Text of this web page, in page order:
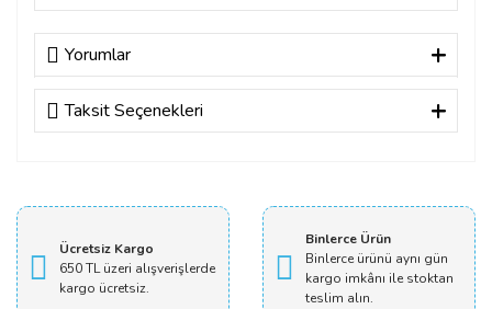
Yorumlar
Bu ürüne ilk yorumu siz yapın!
Taksit Seçenekleri
Ücretsiz Kargo
650 TL üzeri alışverişlerde
kargo ücretsiz.
Binlerce Ürün
Binlerce ürünü aynı gün
kargo imkânı ile stoktan
teslim alın.